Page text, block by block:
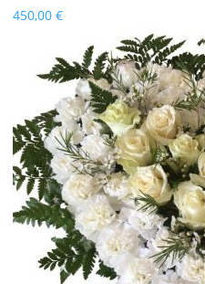
450,00 €